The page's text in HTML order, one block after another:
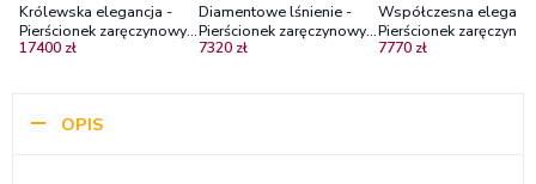
Królewska elegancja -
Pierścionek zaręczynowy z
żółtego oraz białego
17400 zł
Diamentowe lśnienie -
Pierścionek zaręczynowy z
żółtego złota z szafirem i
7320 zł
Współczesna
Pierścionek
szafirem i diamentami,
7770 zł
OPIS